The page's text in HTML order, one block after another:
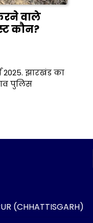
वाले
कौन?
2025. झारखंड का
पुलिस
(CHHATTISGARH)